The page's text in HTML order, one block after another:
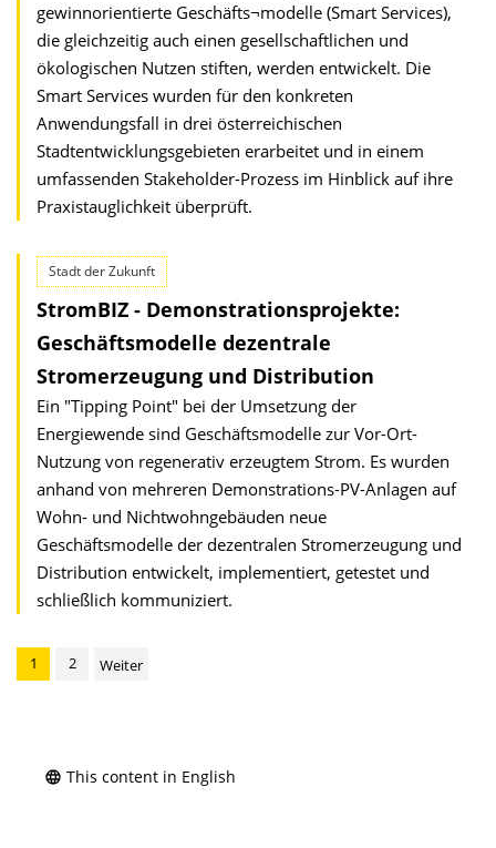
gewinnorientierte Geschäfts¬modelle (Smart Services),
die gleichzeitig auch einen gesellschaftlichen und
ökologischen Nutzen stiften, werden entwickelt. Die
Smart Services wurden für den konkreten
Anwendungsfall in drei österreichischen
Stadtentwicklungsgebieten erarbeitet und in einem
umfassenden Stakeholder-Prozess im Hinblick auf ihre
Praxistauglichkeit überprüft.
Stadt der Zukunft
StromBIZ - Demonstrationsprojekte:
Geschäftsmo­delle dezentrale
Stromerzeugung und Distribution
Ein "Tipping Point" bei der Umsetzung der
Energiewende sind Geschäfts­modelle zur Vor-Ort-
Nutzung von regenerativ erzeugtem Strom. Es wurden
anhand von mehreren Demonstrations-PV-Anlagen auf
Wohn- und Nicht­wohngebäuden neue
Geschäftsmodelle der dezentralen Stromerzeugung und
Distribution entwickelt, implementiert, getestet und
schließlich kommuniziert.
1 2 Weiter
This content in English